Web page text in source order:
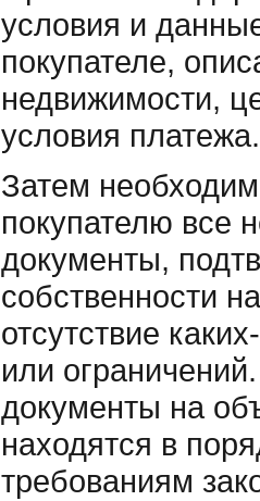
условия и
покупателе,
недвижимости,
условия платежа.
Затем
покупателю все
документы,
собственности
отсутствие
или
документы на
находятся в
требованиям